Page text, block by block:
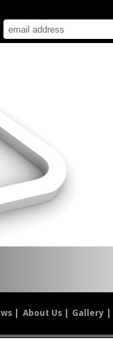
About Us Gallery